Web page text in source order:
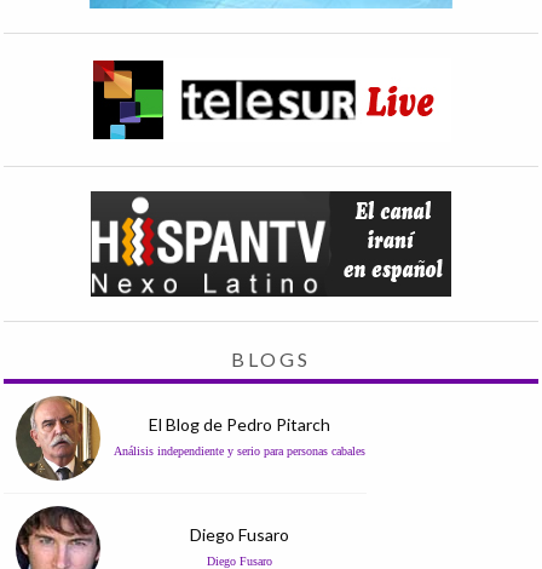
BLOGS
El Blog de Pedro Pitarch
Análisis independiente y serio para personas cabales
Diego Fusaro
Diego Fusaro